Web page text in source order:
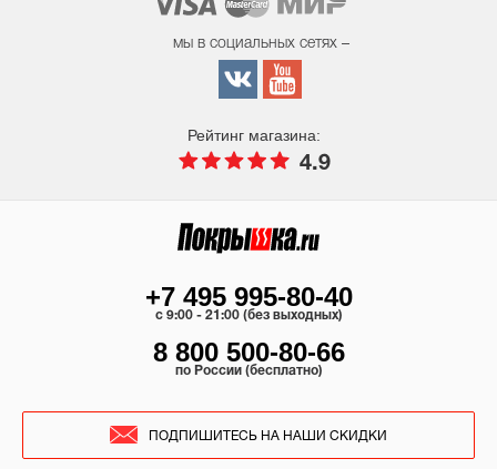
мы в социальных сетях –
Рейтинг магазина:
4.9
+7 495 995-80-40
c 9:00 - 21:00 (без выходных)
8 800 500-80-66
по России (бесплатно)
ПОДПИШИТЕСЬ НА НАШИ СКИДКИ